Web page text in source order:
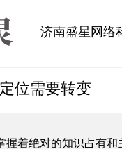
济南盛星网络
位需要转变
着绝对的知识占有和